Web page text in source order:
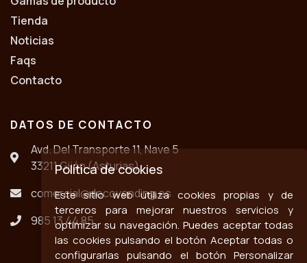
Tienda
Noticias
Faqs
Contacto
DATOS DE CONTACTO
Avd. Del Transporte 11, Nave 5
33211 Gijón (Asturias)
comercial@decovending.es
985 13 44 85
Política de cookies
Este sitio web utiliza cookies propias y de
terceros para mejorar nuestros servicios y
optimizar su navegación. Puedes aceptar todas
las cookies pulsando el botón Aceptar todas o
configurarlas pulsando el botón Personalizar